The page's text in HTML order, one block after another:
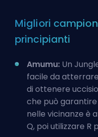
Migliori
principianti
Amumu: Un
facile da
di ottenere
che può
nelle vicinanze è
Q, poi utilizzare R